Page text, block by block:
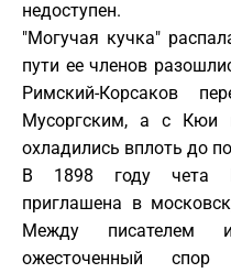
недоступен.
"Могучая кучка"
пути ее членов
Римский-Корсаков
Мусоргским, а с Кюи
охладились вплоть до
В 1898 году чета
приглашена в
Между писателем
ожесточенный